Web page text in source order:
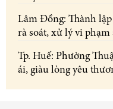
Lâm Đồng: Thành
rà soát, xử lý vi
Tp. Huế: Phường
ái, giàu lòng yêu